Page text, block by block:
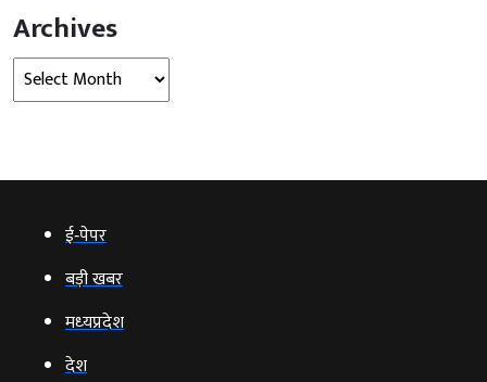
Archives
Archives
ई‑पेपर
बड़ी खबर
मध्‍यप्रदेश
देश